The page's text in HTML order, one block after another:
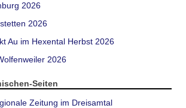
2026
2026
Au im Hexental Herbst 2026
2026
Seiten
Zeitung im Dreisamtal